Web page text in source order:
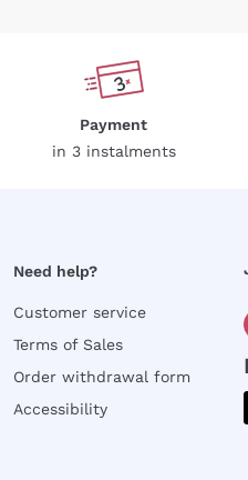
Payment
in 3 instalments
Need help?
Customer service
Terms of Sales
Order withdrawal form
Accessibility